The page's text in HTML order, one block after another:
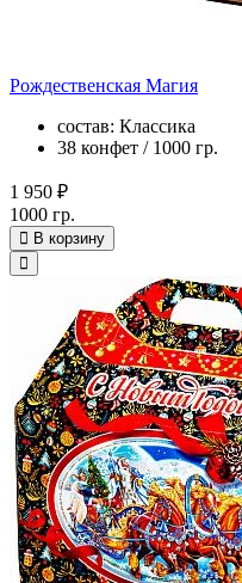
Рождественская Магия
состав: Классика
38 конфет / 1000 гр.
1 950 ₽
1000 гр.
В корзину